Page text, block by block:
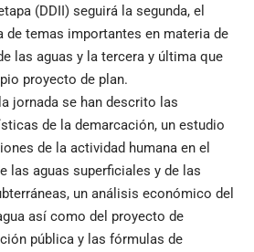
(DDII) seguirá la segunda, el
de temas importantes en materia de
las aguas y la tercera y última que
proyecto de plan.
jornada se han descrito las
de la demarcación, un estudio
de la actividad humana en el
las aguas superficiales y de las
un análisis económico del
así como del proyecto de
pública y las fórmulas de